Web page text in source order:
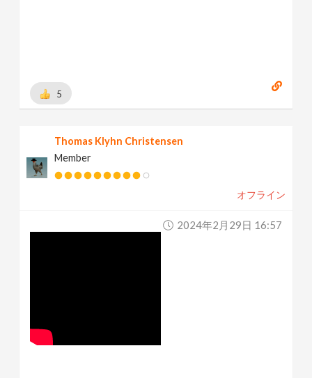
5
Thomas Klyhn Christensen
Member
オフライン
2024年2月29日 16:57